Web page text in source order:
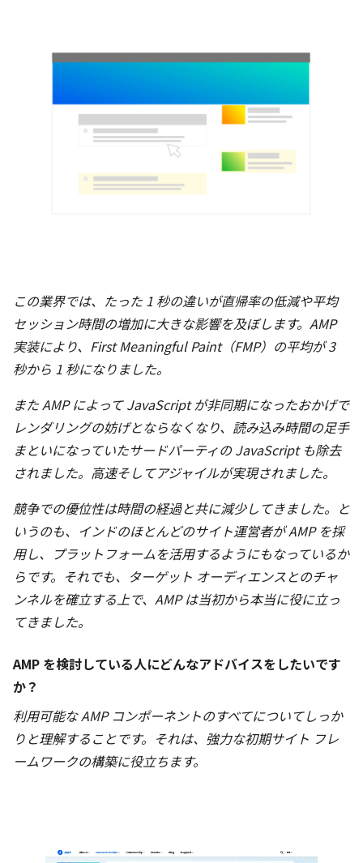
この業界では、たった 1 秒の違いが直帰率の低減や平均
セッション時間の増加に大きな影響を及ぼします。AMP
実装により、First Meaningful Paint（FMP）の平均が 3
秒から 1 秒になりました。
また AMP によって JavaScript が非同期になったおかげで
レンダリングの妨げとならなくなり、読み込み時間の足手
まといになっていたサードパーティの JavaScript も除去
されました。高速そしてアジャイルが実現されました。
競争での優位性は時間の経過と共に減少してきました。と
いうのも、インドのほとんどのサイト運営者が AMP を採
用し、プラットフォームを活用するようにもなっているか
らです。それでも、ターゲット オーディエンスとのチャ
ンネルを確立する上で、AMP は当初から本当に役に立っ
てきました。
AMP を検討している人にどんなアドバイスをしたいです
か？
利用可能な AMP コンポーネントのすべてについてしっか
りと理解することです。それは、強力な初期サイト フレ
ームワークの構築に役立ちます。